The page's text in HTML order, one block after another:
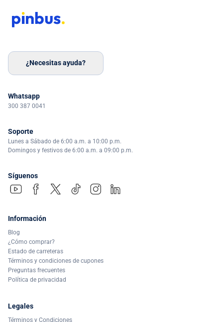
¿Necesitas ayuda?
Whatsapp
300 387 0041
Soporte
Lunes a Sábado de 6:00 a.m. a 10:00 p.m.
Domingos y festivos de 6:00 a.m. a 09:00 p.m.
Síguenos
Información
Blog
¿Cómo comprar?
Estado de carreteras
Términos y condiciones de cupones
Preguntas frecuentes
Política de privacidad
Legales
Términos y Condiciones